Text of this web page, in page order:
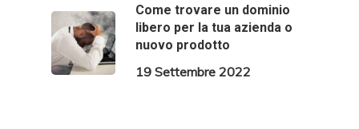
Come trovare un dominio
libero per la tua azienda o
nuovo prodotto
19 Settembre 2022